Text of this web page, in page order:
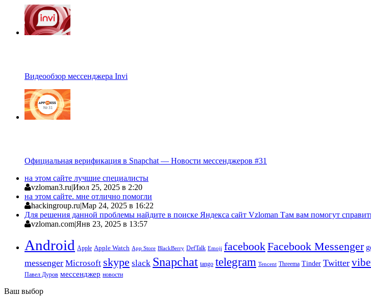
Видеообзор мессенджера Invi
Официальная верификация в Snapchat — Новости мессенджеров #31
на этом сайте лучшие специалисты
vzloman3.ru|Июл 25, 2025 в 2:20
на этом сайте. мне отлично помогли
hackingroup.ru|Мар 24, 2025 в 16:22
Для решения данной проблемы найдите в поиске Яндекса сайт Vzloman Там вам помогут
vzloman.com|Янв 23, 2025 в 13:57
Android Apple Apple Watch App Store BlackBerry DefTalk Emoji facebookFacebook Messenger
messenger Microsoft skype slack Snapchat tango telegram Tencent Threema Tinder Twitter
Павел Дуров мессенджер новости
Ваш выбор